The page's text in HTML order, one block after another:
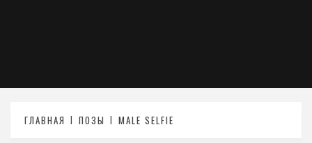
ГЛАВНАЯ ПОЗЫ MALE SELFIE